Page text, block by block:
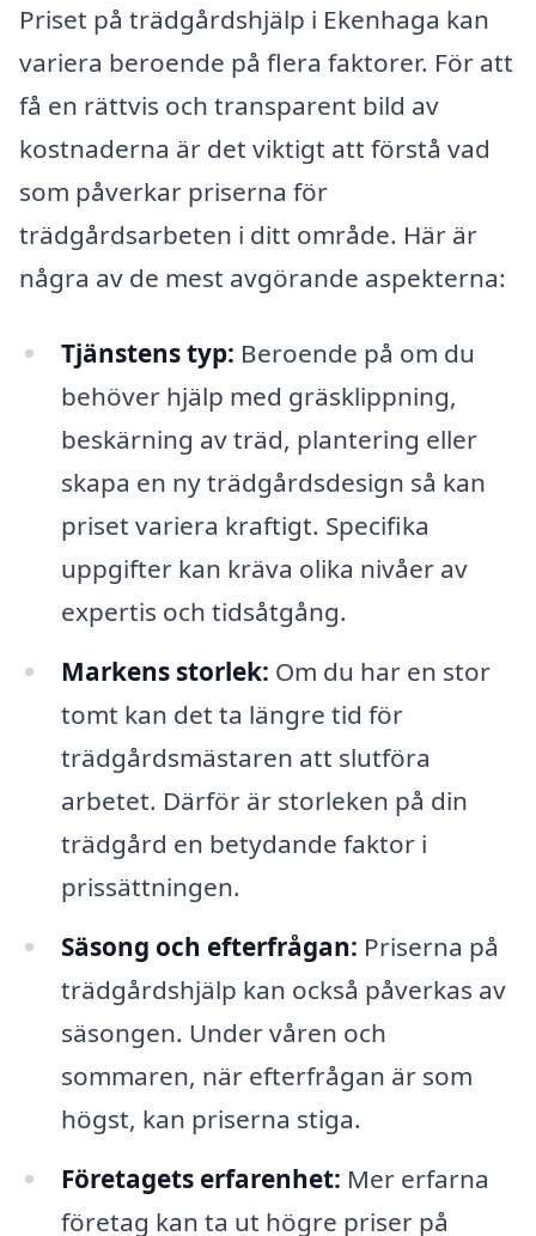
Priset på trädgårdshjälp i Ekenhaga kan
variera beroende på flera faktorer. För att
få en rättvis och transparent bild av
kostnaderna är det viktigt att förstå vad
som påverkar priserna för
trädgårdsarbeten i ditt område. Här är
några av de mest avgörande aspekterna:
Tjänstens typ: Beroende på om du
behöver hjälp med gräsklippning,
beskärning av träd, plantering eller
skapa en ny trädgårdsdesign så kan
priset variera kraftigt. Specifika
uppgifter kan kräva olika nivåer av
expertis och tidsåtgång.
Markens storlek: Om du har en stor
tomt kan det ta längre tid för
trädgårdsmästaren att slutföra
arbetet. Därför är storleken på din
trädgård en betydande faktor i
prissättningen.
Säsong och efterfrågan: Priserna på
trädgårdshjälp kan också påverkas av
säsongen. Under våren och
sommaren, när efterfrågan är som
högst, kan priserna stiga.
Företagets erfarenhet: Mer erfarna
företag kan ta ut högre priser på